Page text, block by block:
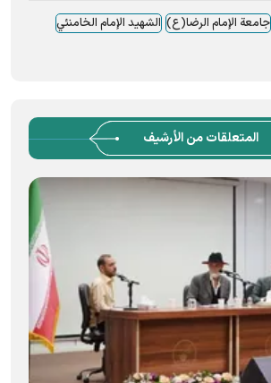
جامعة الإمام الرضا(ع) الشهید الإمام الخامنئي
المتعلقات من الأرشيف